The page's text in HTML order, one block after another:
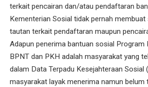
terkait pencairan dan/atau pendaftaran
Kementerian Sosial tidak pernah
tautan terkait pendaftaran maupun
Adapun penerima bantuan sosial Program
BPNT dan PKH adalah masyarakat yang
dalam Data Terpadu Kesejahteraan Sosial
masyarakat layak menerima namun belum